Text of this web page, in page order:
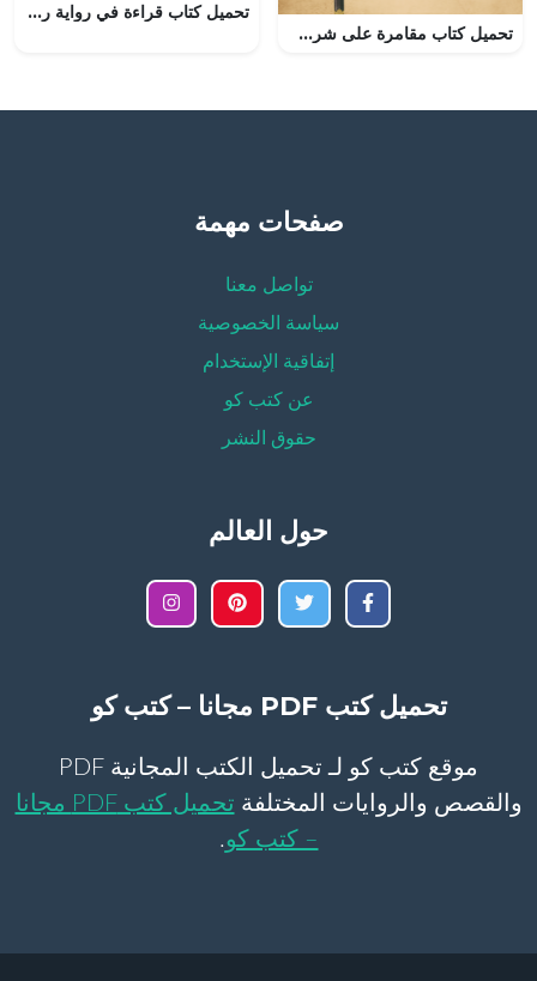
تحميل كتاب مقامرة على شرف الليدي ميتسي PDF أحمد المرسي مجانا
تحميل كتاب قراءة في رواية روحسد للروائي الشاب محمد الطيب صلاح محمد الحسن القويضي PDF تأليف منتدى الرواية السودانية مجانا [كامل]
صفحات مهمة
تواصل معنا
سياسة الخصوصية
إتفاقية الإستخدام
عن كتب كو
حقوق النشر
حول العالم
تحميل كتب PDF مجانا – كتب كو
موقع كتب كو لـ تحميل الكتب المجانية PDF
والقصص والروايات المختلفة
تحميل كتب PDF مجانا
– كتب كو.